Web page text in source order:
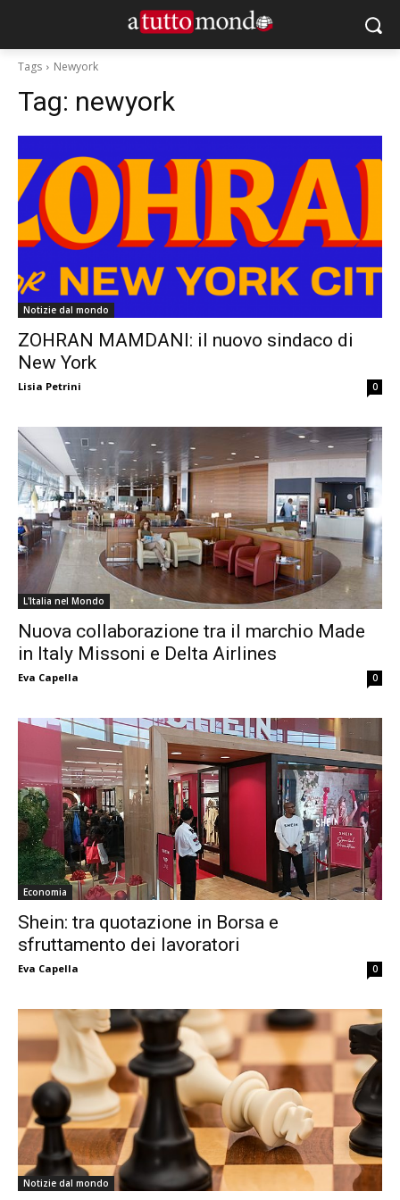
Tags Newyork
Tag: newyork
Notizie dal mondo
ZOHRAN MAMDANI: il nuovo sindaco di
New York
Lisia Petrini 0
L'Italia nel Mondo
Nuova collaborazione tra il marchio Made
in Italy Missoni e Delta Airlines
Eva Capella 0
Economia
Shein: tra quotazione in Borsa e
sfruttamento dei lavoratori
Eva Capella 0
Notizie dal mondo